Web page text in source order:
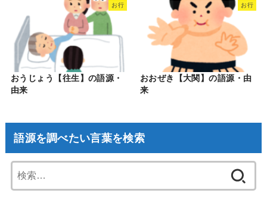
お行
おうじょう【往生】の語源・
由来
お行
おおぜき【大関】の語源・由
来
語源を調べたい言葉を検索
索: